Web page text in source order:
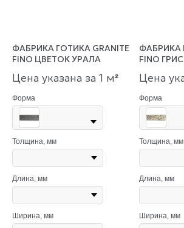
ФАБРИКА ГОТИКА GRANITE
FINO ЦВЕТОК УРАЛА
Цена указана за 1 м²
Форма
Толщина, мм
Длина, мм
Ширина, мм
ФАБРИКА
FINO
Цена
Форма
Толщина, мм
Длина, мм
Ширина, мм